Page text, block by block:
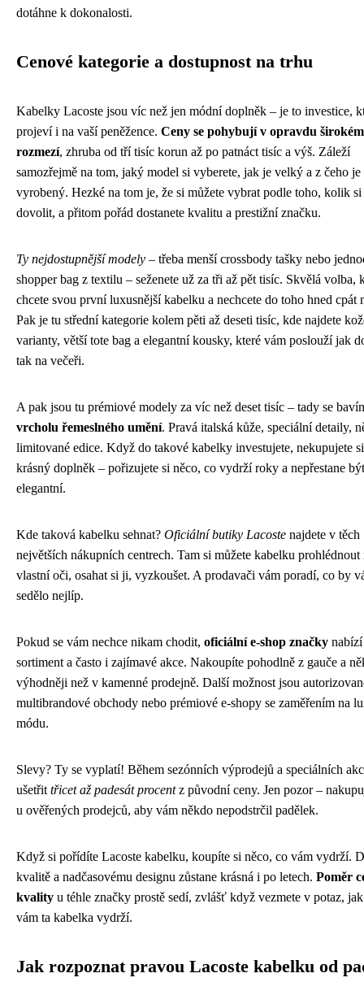
dotáhne k dokonalosti.
Cenové kategorie a dostupnost na trhu
Kabelky Lacoste jsou víc než jen módní doplněk – je to investice,
projeví i na vaší peněžence. Ceny se pohybují v opravdu širokém
rozmezí, zhruba od tří tisíc korun až po patnáct tisíc a výš. Záleží
samozřejmě na tom, jaký model si vyberete, jak je velký a z čeho je
vyrobený. Hezké na tom je, že si můžete vybrat podle toho, kolik si
dovolit, a přitom pořád dostanete kvalitu a prestižní značku.
Ty nejdostupnější modely – třeba menší crossbody tašky nebo
shopper bag z textilu – seženete už za tři až pět tisíc. Skvělá volba,
chcete svou první luxusnější kabelku a nechcete do toho hned cpát
Pak je tu střední kategorie kolem pěti až deseti tisíc, kde najdete
varianty, větší tote bag a elegantní kousky, které vám poslouží jak
tak na večeři.
A pak jsou tu prémiové modely za víc než deset tisíc – tady se
vrcholu řemeslného umění. Pravá italská kůže, speciální detaily,
limitované edice. Když do takové kabelky investujete, nekupujete
krásný doplněk – pořizujete si něco, co vydrží roky a nepřestane být
elegantní.
Kde taková kabelku sehnat? Oficiální butiky Lacoste najdete v těch
největších nákupních centrech. Tam si můžete kabelku prohlédnout
vlastní oči, osahat si ji, vyzkoušet. A prodavači vám poradí, co by
sedělo nejlíp.
Pokud se vám nechce nikam chodit, oficiální e-shop značky
sortiment a často i zajímavé akce. Nakoupíte pohodlně z gauče a
výhodněji než v kamenné prodejně. Další možnost jsou
multibrandové obchody nebo prémiové e-shopy se zaměřením na
módu.
Slevy? Ty se vyplatí! Během sezónních výprodejů a speciálních
ušetřit třicet až padesát procentz původní ceny. Jen pozor –
u ověřených prodejců, aby vám někdo nepodstrčil padělek.
Když si pořídíte Lacoste kabelku, koupíte si něco, co vám vydrží.
kvalitě a nadčasovému designu zůstane krásná i po letech. Poměr
kvality u téhle značky prostě sedí, zvlášť když vezmete v potaz,
vám ta kabelka vydrží.
Jak rozpoznat pravou Lacoste kabelku od